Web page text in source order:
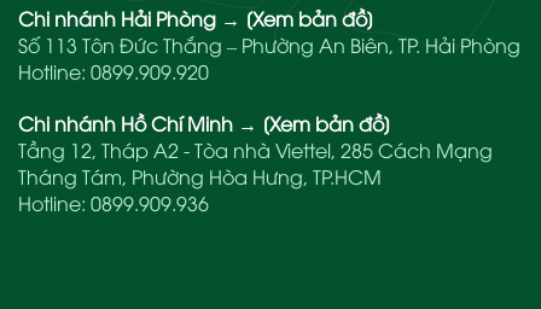
Chi nhánh Hải Phòng → [Xem bản đồ]
Số 113 Tôn Đức Thắng – Phường An Biên, TP. Hải Phòng
Hotline: 0899.909.920
Chi nhánh Hồ Chí Minh → [Xem bản đồ]
Tầng 12, Tháp A2 - Tòa nhà Viettel, 285 Cách Mạng
Tháng Tám, Phường Hòa Hưng, TP.HCM
Hotline: 0899.909.936